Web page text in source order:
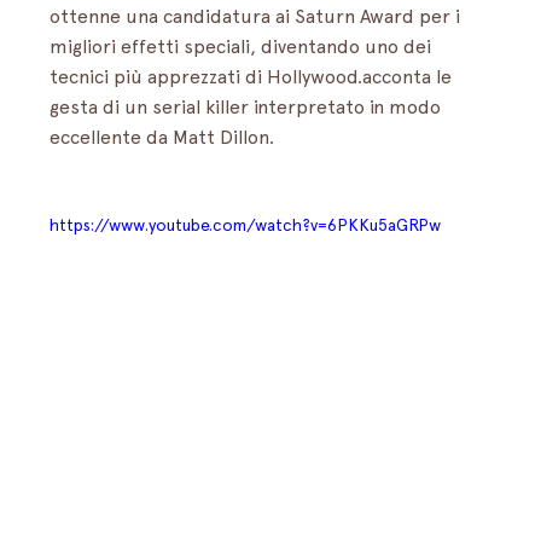
ottenne una candidatura ai Saturn Award per i
migliori effetti speciali, diventando uno dei
tecnici più apprezzati di Hollywood.acconta le
gesta di un serial killer interpretato in modo
eccellente da Matt Dillon.
https://www.youtube.com/watch?v=6PKKu5aGRPw